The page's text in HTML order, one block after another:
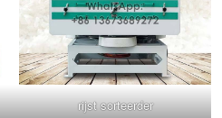
rijst sorteerder